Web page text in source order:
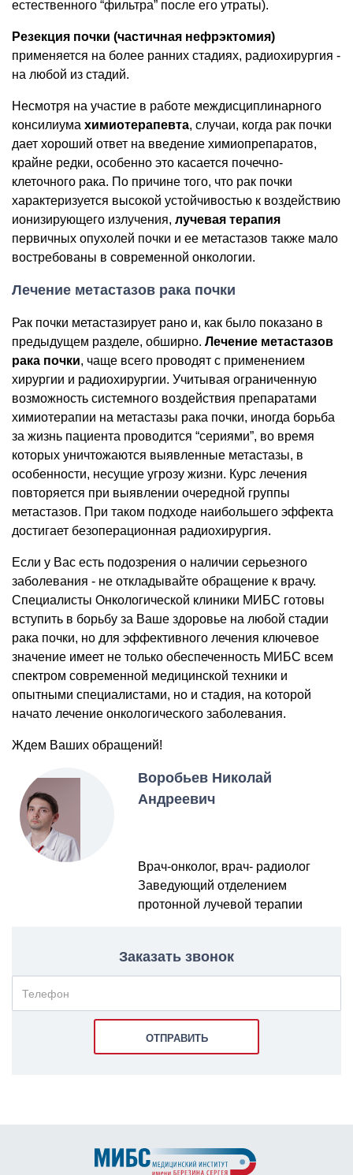
естественного “фильтра” после его утраты).
Резекция почки (частичная нефрэктомия)
применяется на более ранних стадиях, радиохирургия -
на любой из стадий.
Несмотря на участие в работе междисциплинарного
консилиума химиотерапевта, случаи, когда рак почки
дает хороший ответ на введение химиопрепаратов,
крайне редки, особенно это касается почечно-
клеточного рака. По причине того, что рак почки
характеризуется высокой устойчивостью к воздействию
ионизирующего излучения, лучевая терапия
первичных опухолей почки и ее метастазов также мало
востребованы в современной онкологии.
Лечение метастазов рака почки
Рак почки метастазирует рано и, как было показано в
предыдущем разделе, обширно. Лечение метастазов
рака почки, чаще всего проводят с применением
хирургии и радиохирургии. Учитывая ограниченную
возможность системного воздействия препаратами
химиотерапии на метастазы рака почки, иногда борьба
за жизнь пациента проводится “сериями”, во время
которых уничтожаются выявленные метастазы, в
особенности, несущие угрозу жизни. Курс лечения
повторяется при выявлении очередной группы
метастазов. При таком подходе наибольшего эффекта
достигает безоперационная радиохирургия.
Если у Вас есть подозрения о наличии серьезного
заболевания - не откладывайте обращение к врачу.
Специалисты Онкологической клиники МИБС готовы
вступить в борьбу за Ваше здоровье на любой стадии
рака почки, но для эффективного лечения ключевое
значение имеет не только обеспеченность МИБС всем
спектром современной медицинской техники и
опытными специалистами, но и стадия, на которой
начато лечение онкологического заболевания.
Ждем Ваших обращений!
Воробьев Николай
Андреевич
Врач-онколог, врач- радиолог
Заведующий отделением
протонной лучевой терапии
Заказать звонок